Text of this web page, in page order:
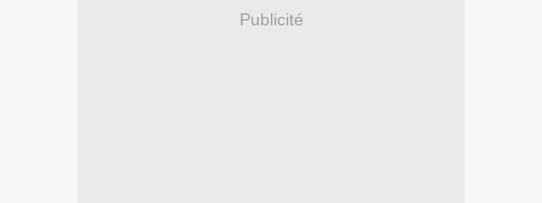
Publicité